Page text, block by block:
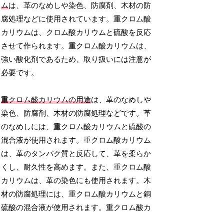
ムは、革のなめしや染色、防腐剤、木材の防
腐処理などに使用されています。重クロム酸
カリウムは、クロム酸カリウムと硫酸を反応
させて作られます。重クロム酸カリウムは、
強い酸化剤であるため、取り扱いには注意が
必要です。
重クロム酸カリウムの用途は、革のなめしや
染色、防腐剤、木材の防腐処理などです。革
のなめしには、重クロム酸カリウムと硫酸の
混合液が使用されます。重クロム酸カリウム
は、革のタンパク質と反応して、革を柔らか
くし、耐久性を高めます。また、重クロム酸
カリウムは、革の染色にも使用されます。木
材の防腐処理には、重クロム酸カリウムと銅
硫酸の混合液が使用されます。重クロム酸カ